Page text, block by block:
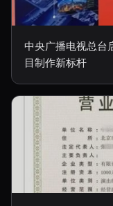
中央广播电视总台
目制作新标杆